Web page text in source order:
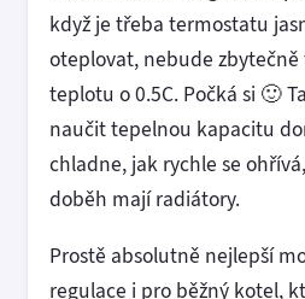
když je třeba termostatu
oteplovat, nebude zbytečně
teplotu o 0.5C. Počká si 🙂
naučit tepelnou kapacitu
chladne, jak rychle se
doběh mají radiátory.
Prostě absolutně nejlepší
regulace i pro běžný kotel,